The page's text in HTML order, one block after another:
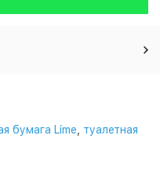
бумага Lime
туалетная